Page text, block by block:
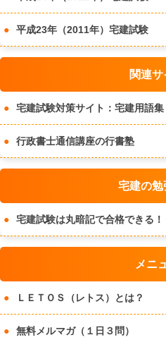
平成23年（2011年）宅建試験
関連サ
宅建試験対策サイト：宅建用語集
行政書士通信講座の行書塾
宅建の勉
宅建試験は丸暗記で合格できる！
メニ
ＬＥＴＯＳ（レトス）とは？
無料メルマガ（１日３問）